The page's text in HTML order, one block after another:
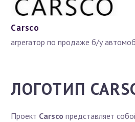
Carsco
агрегатор по продаже б/у
ЛОГОТИП
Проект Carsco представляет